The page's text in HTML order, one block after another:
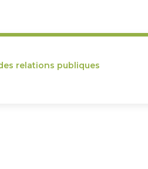
relations publiques